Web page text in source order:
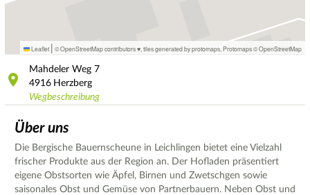
Leaflet | © OpenStreetMap contributors ♥, tiles generated by protomaps Protomaps©OpenStreetMap
Mahdeler Weg 7
4916 Herzberg
Wegbeschreibung
Über uns
Die Bergische Bauernscheune in Leichlingen bietet eine Vielzahl
frischer Produkte aus der Region an. Der Hofladen präsentiert
eigene Obstsorten wie Äpfel, Birnen und Zwetschgen sowie
saisonales Obst und Gemüse von Partnerbauern. Neben Obst und